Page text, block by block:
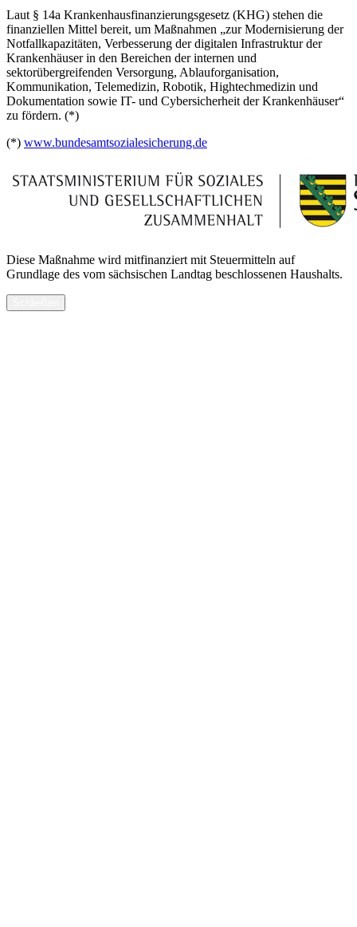
Laut § 14a Krankenhausfinanzierungsgesetz (KHG) stehen die
finanziellen Mittel bereit, um Maßnahmen „zur Modernisierung der
Notfallkapazitäten, Verbesserung der digitalen Infrastruktur der
Krankenhäuser in den Bereichen der internen und
sektorübergreifenden Versorgung, Ablauforganisation,
Kommunikation, Telemedizin, Robotik, Hightechmedizin und
Dokumentation sowie IT- und Cybersicherheit der Krankenhäuser“
zu fördern. (*)
(*) www.bundesamtsozialesicherung.de
Diese Maßnahme wird mitfinanziert mit Steuermitteln auf
Grundlage des vom sächsischen Landtag beschlossenen Haushalts.